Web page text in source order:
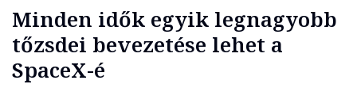
Minden idők egyik legnagyobb
tőzsdei bevezetése lehet a
SpaceX-é